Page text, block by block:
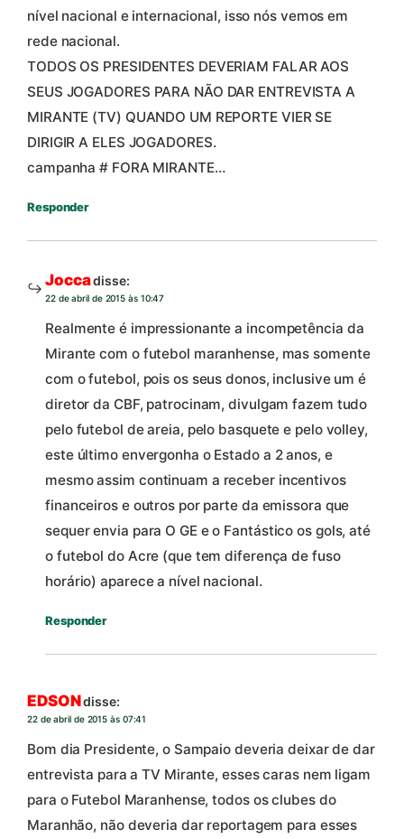
nível nacional e internacional, isso nós vemos em
rede nacional.
TODOS OS PRESIDENTES DEVERIAM FALAR AOS
SEUS JOGADORES PARA NÃO DAR ENTREVISTA A
MIRANTE (TV) QUANDO UM REPORTE VIER SE
DIRIGIR A ELES JOGADORES.
campanha # FORA MIRANTE…
Responder
Joccadisse:
22 de abril de 2015 às 10:47
Realmente é impressionante a incompetência da
Mirante com o futebol maranhense, mas somente
com o futebol, pois os seus donos, inclusive um é
diretor da CBF, patrocinam, divulgam fazem tudo
pelo futebol de areia, pelo basquete e pelo volley,
este último envergonha o Estado a 2 anos, e
mesmo assim continuam a receber incentivos
financeiros e outros por parte da emissora que
sequer envia para O GE e o Fantástico os gols, até
o futebol do Acre (que tem diferença de fuso
horário) aparece a nível nacional.
Responder
EDSONdisse:
22 de abril de 2015 às 07:41
Bom dia Presidente, o Sampaio deveria deixar de dar
entrevista para a TV Mirante, esses caras nem ligam
para o Futebol Maranhense, todos os clubes do
Maranhão, não deveria dar reportagem para esses